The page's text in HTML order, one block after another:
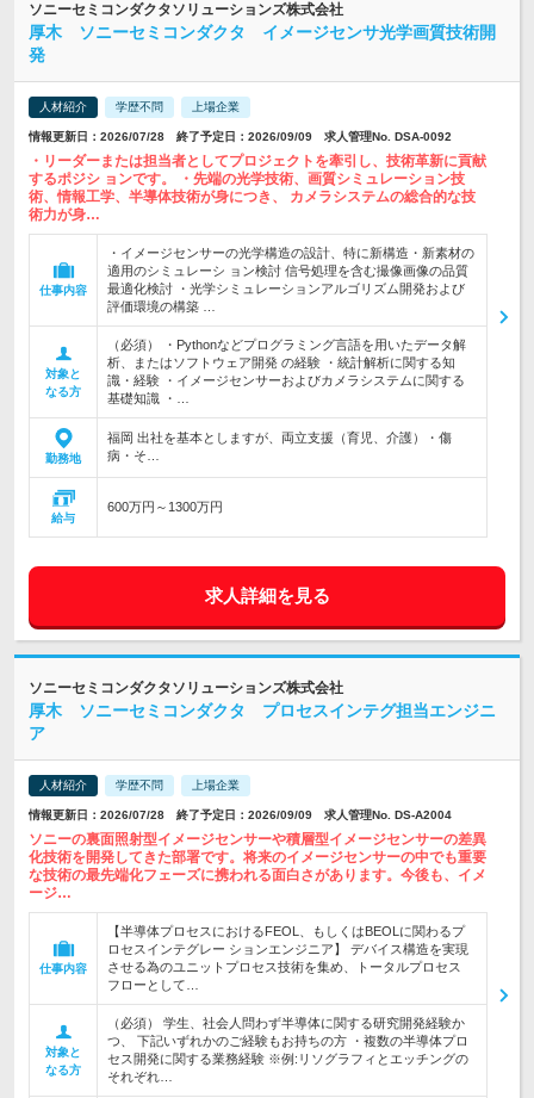
ソニーセミコンダクタソリューションズ株式会社
厚木 ソニーセミコンダクタ イメージセンサ光学画質技術開
発
人材紹介 学歴不問 上場企業
情報更新日：2026/07/28 終了予定日：2026/09/09 求人管理No. DSA-0092
・リーダーまたは担当者としてプロジェクトを牽引し、技術革新に貢献
するポジシ ョンです。 ・先端の光学技術、画質シミュレーション技
術、情報工学、半導体技術が身につき、 カメラシステムの総合的な技
術力が身…
仕事内容
・イメージセンサーの光学構造の設計、特に新構造・新素材の
適用のシミュレーシ ョン検討 信号処理を含む撮像画像の品質
最適化検討 ・光学シミュレーションアルゴリズム開発および
評価環境の構築 …
対象と
なる方
（必須） ・Pythonなどプログラミング言語を用いたデータ解
析、またはソフトウェア開発 の経験 ・統計解析に関する知
識・経験 ・イメージセンサーおよびカメラシステムに関する
基礎知識 ・…
勤務地
福岡 出社を基本としますが、両立支援（育児、介護）・傷
病・そ…
給与
600万円～1300万円
求人詳細を見る
ソニーセミコンダクタソリューションズ株式会社
厚木 ソニーセミコンダクタ プロセスインテグ担当エンジニ
ア
人材紹介 学歴不問 上場企業
情報更新日：2026/07/28 終了予定日：2026/09/09 求人管理No. DS-A2004
ソニーの裏面照射型イメージセンサーや積層型イメージセンサーの差異
化技術を開発してきた部署です。将来のイメージセンサーの中でも重要
な技術の最先端化フェーズに携われる面白さがあります。今後も、イメ
ージ…
仕事内容
【半導体プロセスにおけるFEOL、もしくはBEOLに関わるプ
ロセスインテグレー ションエンジニア】 デバイス構造を実現
させる為のユニットプロセス技術を集め、トータルプロセス
フローとして…
対象と
なる方
（必須） 学生、社会人問わず半導体に関する研究開発経験か
つ、 下記いずれかのご経験もお持ちの方 ・複数の半導体プロ
セス開発に関する業務経験 ※例:リソグラフィとエッチングの
それぞれ…